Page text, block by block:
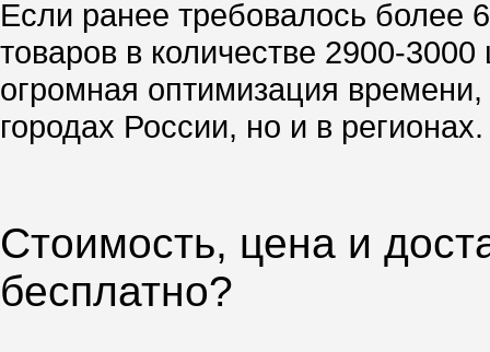
Если ранее требовалось более
товаров в количестве 2900-
огромная оптимизация
городах России, но и в регионах.
Стоимость, цена и
бесплатно?